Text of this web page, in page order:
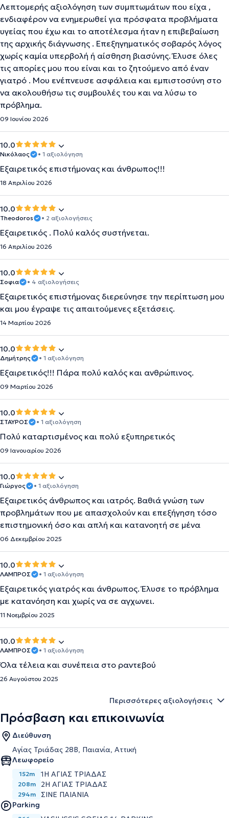
Λεπτομερής αξιολόγηση των συμπτωμάτων που είχα ,
ενδιαφέρον να ενημερωθεί για πρόσφατα προβλήματα
υγείας που έχω και το αποτέλεσμα ήταν η επιβεβαίωση
της αρχικής διάγνωσης . Επεξηγηματικός σοβαρός λόγος
χωρίς καμία υπερβολή ή αίσθηση βιασύνης. Έλυσε όλες
τις απορίες μου που είναι και το ζητούμενο από έναν
γιατρό . Μου ενέπνευσε ασφάλεια και εμπιστοσύνη στο
να ακολουθήσω τις συμβουλές του και να λύσω το
πρόβλημα.
09 Ιουνίου 2026
10.0
Νικόλαος • 1 αξιολόγηση
Εξαιρετικός επιστήμονας και άνθρωπος!!!
18 Απριλίου 2026
10.0
Theodoros • 2 αξιολογήσεις
Εξαιρετικός . Πολύ καλός συστήνεται.
16 Απριλίου 2026
10.0
Σοφια • 4 αξιολογήσεις
Εξαιρετικός επιστήμονας διερεύνησε την περίπτωση μου
και μου έγραψε τις απαιτούμενες εξετάσεις.
14 Μαρτίου 2026
10.0
Δημήτρης • 1 αξιολόγηση
Εξαιρετικός!!! Πάρα πολύ καλός και ανθρώπινος.
09 Μαρτίου 2026
10.0
ΣΤΑΥΡΟΣ • 1 αξιολόγηση
Πολύ καταρτισμένος και πολύ εξυπηρετικός
09 Ιανουαρίου 2026
10.0
Γιώργος • 1 αξιολόγηση
Εξαιρετικός άνθρωπος και ιατρός. Βαθιά γνώση των
προβλημάτων που με απασχολούν και επεξήγηση τόσο
επιστημονική όσο και απλή και κατανοητή σε μένα
06 Δεκεμβρίου 2025
10.0
ΛΑΜΠΡΟΣ • 1 αξιολόγηση
Εξαιρετικός γιατρός και άνθρωπος. Έλυσε το πρόβλημα
με κατανόηση και χωρίς να σε αγχωνει.
11 Νοεμβρίου 2025
10.0
ΛΑΜΠΡΟΣ • 1 αξιολόγηση
Όλα τέλεια και συνέπεια στο ραντεβού
26 Αυγούστου 2025
Περισσότερες αξιολογήσεις
Πρόσβαση και επικοινωνία
Διεύθυνση
Αγίας Τριάδας 28Β, Παιανία, Αττική
Λεωφορείο
152m 1Η ΑΓΙΑΣ ΤΡΙΑΔΑΣ
208m 2Η ΑΓΙΑΣ ΤΡΙΑΔΑΣ
294m
ΣΙΝΕ ΠΑΙΑΝΙΑ
Parking